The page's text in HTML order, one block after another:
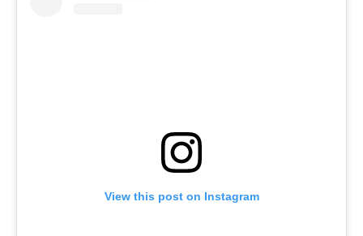
View this post on Instagram